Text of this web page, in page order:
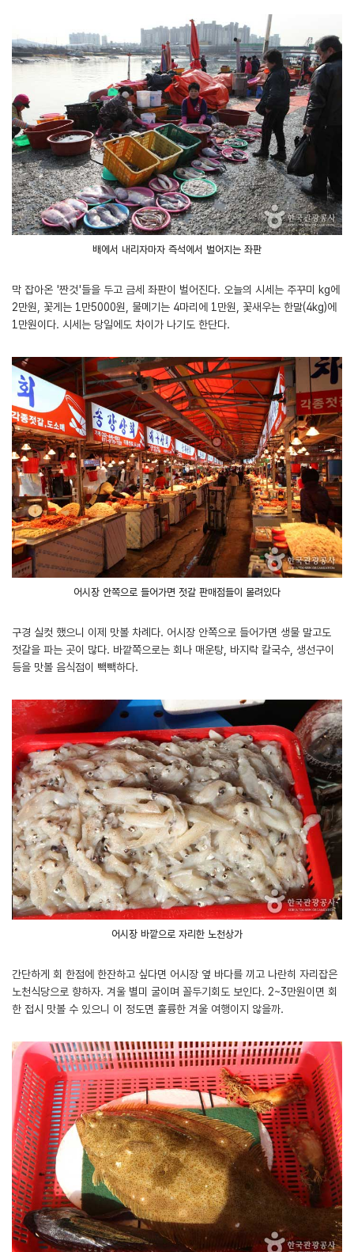
배에서 내리자마자 즉석에서 벌어지는 좌판
막 잡아온 '짠것'들을 두고 금세 좌판이 벌어진다. 오늘의 시세는 주꾸미 kg에
2만원, 꽃게는 1만5000원, 물메기는 4마리에 1만원, 꽃새우는 한말(4kg)에
1만원이다. 시세는 당일에도 차이가 나기도 한단다.
어시장 안쪽으로 들어가면 젓갈 판매점들이 몰려있다
구경 실컷 했으니 이제 맛볼 차례다. 어시장 안쪽으로 들어가면 생물 말고도
젓갈을 파는 곳이 많다. 바깥쪽으로는 회나 매운탕, 바지락 칼국수, 생선구이
등을 맛볼 음식점이 빽빽하다.
어시장 바깥으로 자리한 노천상가
간단하게 회 한점에 한잔하고 싶다면 어시장 옆 바다를 끼고 나란히 자리잡은
노천식당으로 향하자. 겨울 별미 굴이며 꼴두기회도 보인다. 2~3만원이면 회
한 접시 맛볼 수 있으니 이 정도면 훌륭한 겨울 여행이지 않을까.